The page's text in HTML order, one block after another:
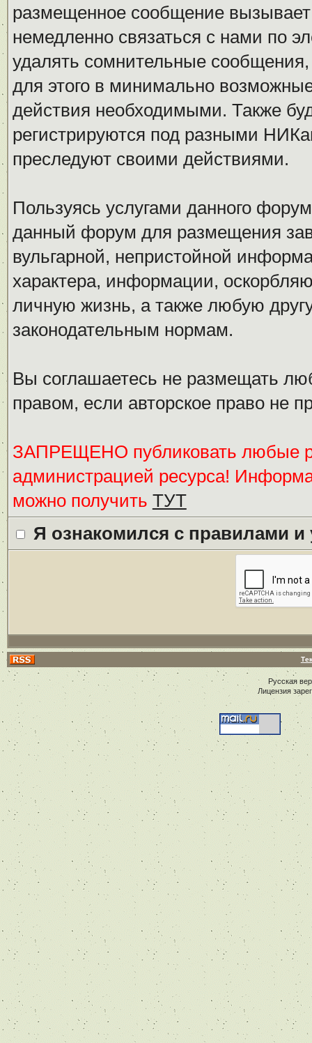
размещенное сообщение
немедленно связаться с нами по
удалять сомнительные
для этого в минимально
действия необходимыми. Также
регистрируются под разными
преследуют своими действиями.
Пользуясь услугами данного
данный форум для размещения
вульгарной, непристойной
характера, информации,
личную жизнь, а также любую
законодательным нормам.
Вы соглашаетесь не размещать
правом, если авторское право не
ЗАПРЕЩЕНО публиковать любые
администрацией ресурса!
можно получить ТУТ
Я ознакомился с правилами
Русская
Лицензия